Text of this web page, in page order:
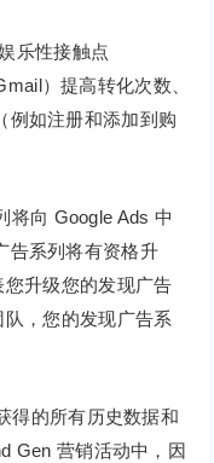
乐性接触点
）提高转化次数、
例如注册和添加到购
将向 Google Ads 中
告系列将有资格升
升级您的发现广告
，您的发现广告系
得的所有历史数据和
Gen 营销活动中，因